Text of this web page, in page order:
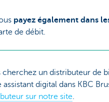
payez également dans
de débit.
cherchez un distributeur de
assistant digital dans KBC
sur notre site.